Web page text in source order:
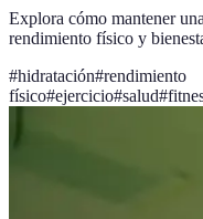
Explora cómo mantener
rendimiento físico y
#hidratación#rendimiento
físico#ejercicio#salud#